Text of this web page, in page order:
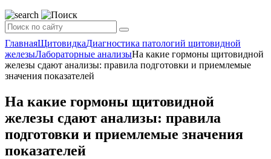
ГлавнаяЩитовидкаДиагностика патологий щитовидной
железыЛабораторные анализыНа какие гормоны щитовидной
железы сдают анализы: правила подготовки и приемлемые
значения показателей
На какие гормоны щитовидной
железы сдают анализы: правила
подготовки и приемлемые значения
показателей